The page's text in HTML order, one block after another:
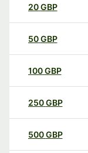
20GBP
50GBP
100GBP
250GBP
500GBP